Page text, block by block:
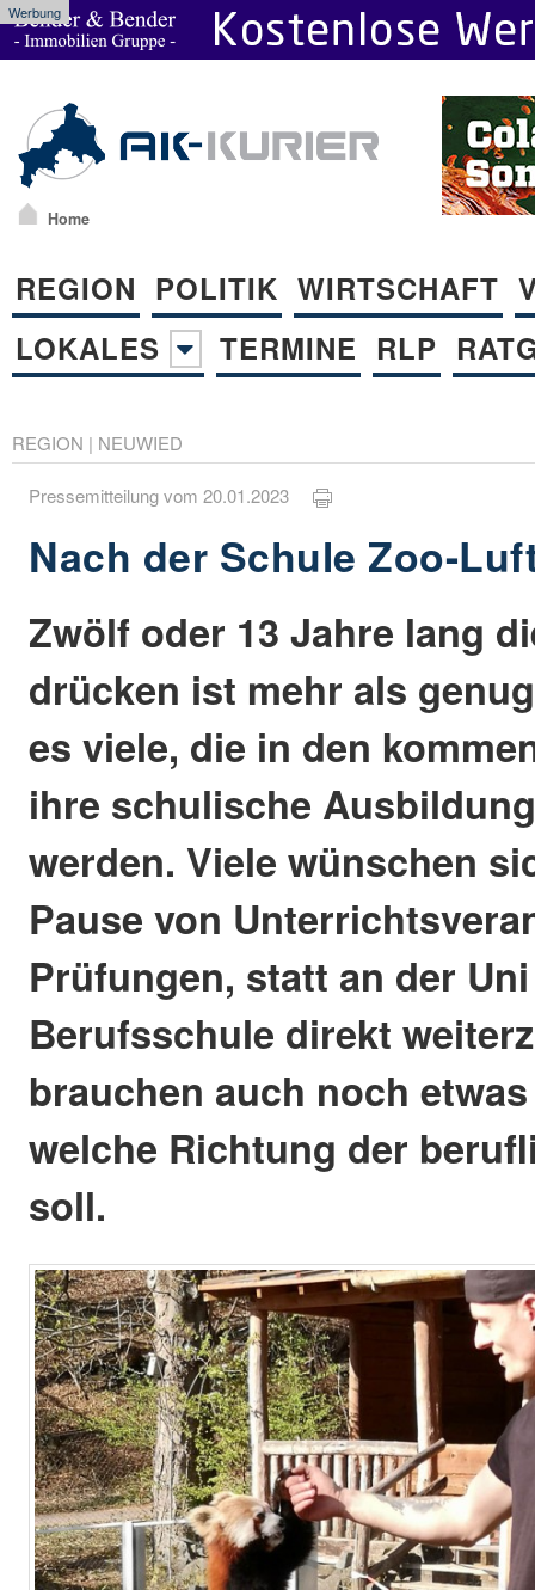
Werbung
Home
REGION POLITIK WIRTSCHAFT
LOKALES
TERMINE RLP
REGION | NEUWIED
Pressemitteilung vom 20.01.2023
Nach der Schule Zoo-
Zwölf oder 13 Jahre lang
drücken ist mehr als
es viele, die in den
ihre schulische
werden. Viele wünschen
Pause von
Prüfungen, statt an der
Berufsschule direkt
brauchen auch noch
welche Richtung der
soll.